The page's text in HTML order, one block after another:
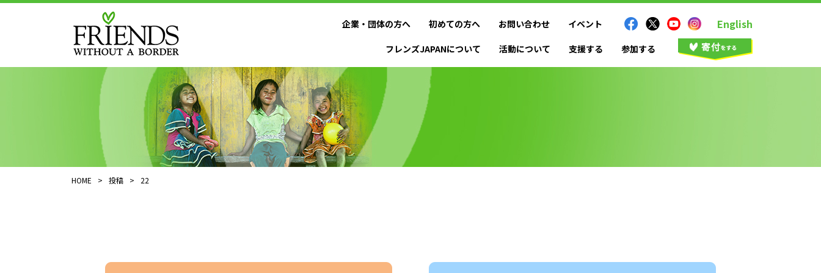
フレンズJAPANについて 活動について 支援する 参加する
企業・団体の方へ 初めての方へ お問い合わせ イベント English
HOME > 投稿 > 22